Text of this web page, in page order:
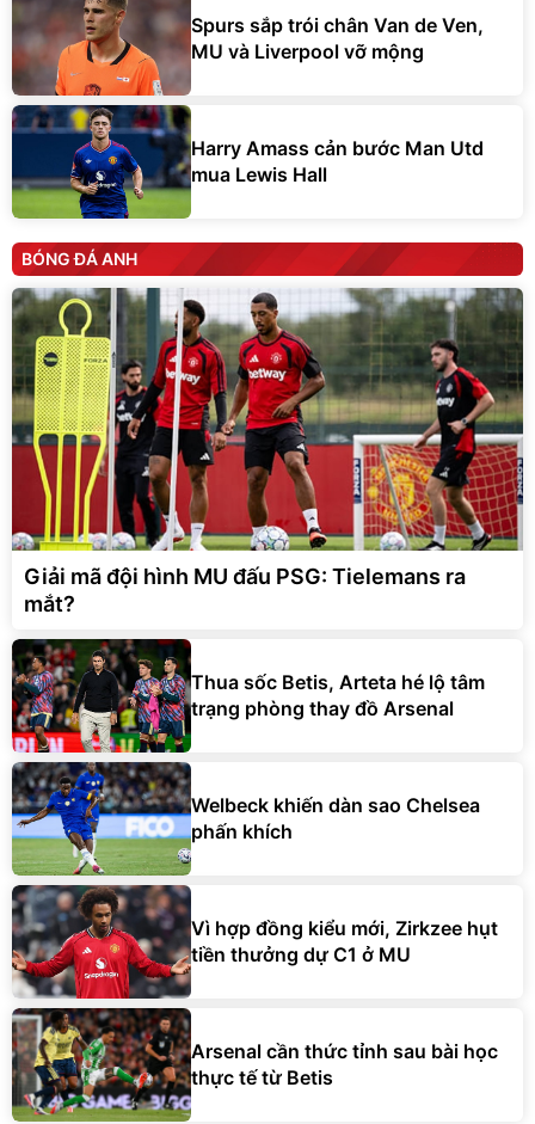
Spurs sắp trói chân Van de Ven,
MU và Liverpool vỡ mộng
Harry Amass cản bước Man Utd
mua Lewis Hall
BÓNG ĐÁ ANH
Giải mã đội hình MU đấu PSG: Tielemans ra
mắt?
Thua sốc Betis, Arteta hé lộ tâm
trạng phòng thay đồ Arsenal
Welbeck khiến dàn sao Chelsea
phấn khích
Vì hợp đồng kiểu mới, Zirkzee hụt
tiền thưởng dự C1 ở MU
Arsenal cần thức tỉnh sau bài học
thực tế từ Betis